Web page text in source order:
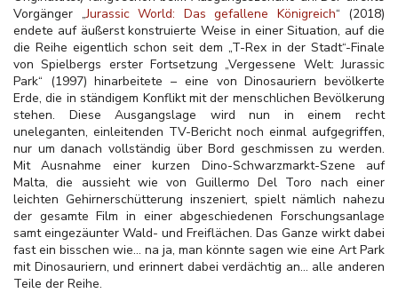
Vorgänger „Jurassic World: Das gefallene Königreich“ (2018)
endete auf äußerst konstruierte Weise in einer Situation, auf die
die Reihe eigentlich schon seit dem „T-Rex in der Stadt“-Finale
von Spielbergs erster Fortsetzung „Vergessene Welt: Jurassic
Park“ (1997) hinarbeitete – eine von Dinosauriern bevölkerte
Erde, die in ständigem Konflikt mit der menschlichen Bevölkerung
stehen. Diese Ausgangslage wird nun in einem recht
uneleganten, einleitenden TV-Bericht noch einmal aufgegriffen,
nur um danach vollständig über Bord geschmissen zu werden.
Mit Ausnahme einer kurzen Dino-Schwarzmarkt-Szene auf
Malta, die aussieht wie von Guillermo Del Toro nach einer
leichten Gehirnerschütterung inszeniert, spielt nämlich nahezu
der gesamte Film in einer abgeschiedenen Forschungsanlage
samt eingezäunter Wald- und Freiflächen. Das Ganze wirkt dabei
fast ein bisschen wie… na ja, man könnte sagen wie eine Art Park
mit Dinosauriern, und erinnert dabei verdächtig an… alle anderen
Teile der Reihe.